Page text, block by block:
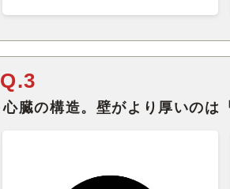
Q.3
心臓の構造。壁がより厚いのは